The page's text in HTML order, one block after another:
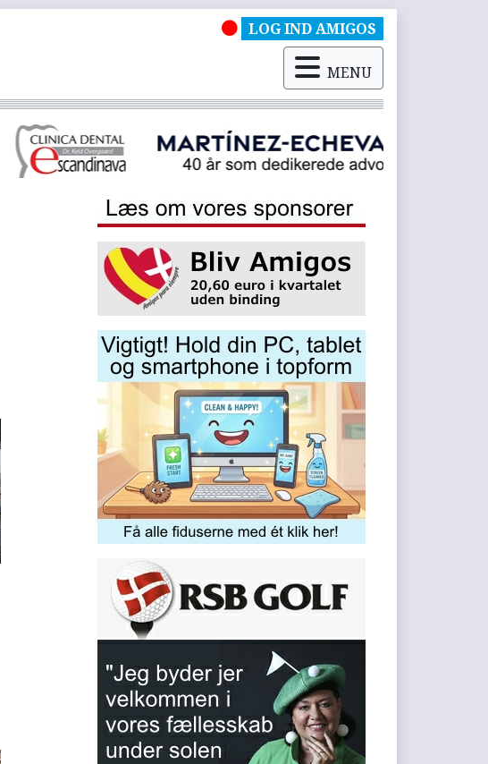
LOG IND AMIGOS
MENU